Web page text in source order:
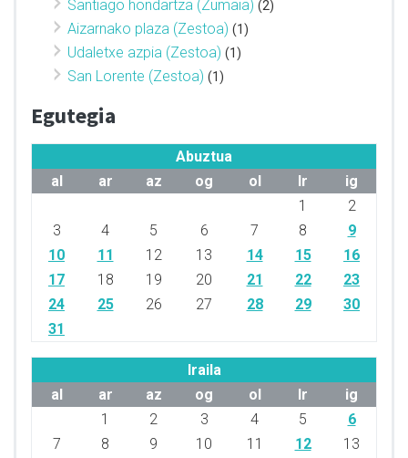
Santiago hondartza (Zumaia) (2)
Aizarnako plaza (Zestoa) (1)
Udaletxe azpia (Zestoa) (1)
San Lorente (Zestoa) (1)
Egutegia
Abuztua
al
ar az og ol lr
ig
1
2
3
4 5 6 7 8
9
10
11 12 13 14 15
16
17
18 19 20 21 22
23
24
25 26 27 28 29
30
31
Iraila
al
ar az og ol lr
ig
1
2 3 4 5
6
7
8 9 10 11 12
13